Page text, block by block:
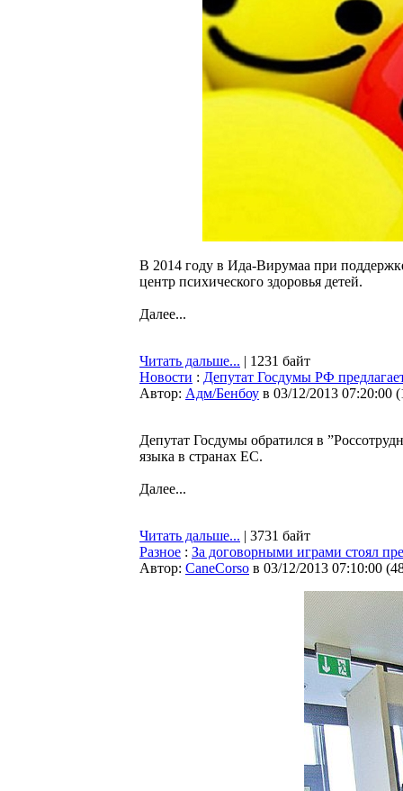
В 2014 году в Ида-Вирумаа при
центр психического здоровья детей.
Далее...
Читать дальше... | 1231 байт
Новости : Депутат Госдумы РФ
Автор: Адм/Бенбоу в 03/12/2013 07:20:00 (
Депутат Госдумы обратился в
языка в странах ЕС.
Далее...
Читать дальше... | 3731 байт
Разное : За договорными играми стоял
Автор: CaneCorso в 03/12/2013 07:10:00 (